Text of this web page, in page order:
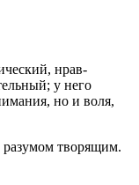
нрав-
у него
но и воля,
творящим.